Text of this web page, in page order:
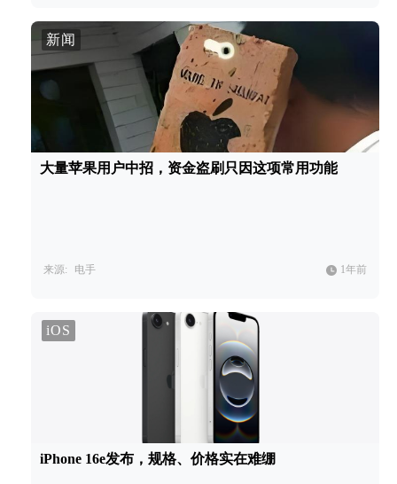
新闻
大量苹果用户中招，资金盗刷只因这项常用功能
来源: 电手 1年前
iOS
iPhone 16e发布，规格、价格实在难绷